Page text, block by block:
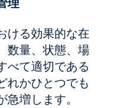
ける効果的な在
数量、状態、場
べて適切である
れかひとつでも
増します。